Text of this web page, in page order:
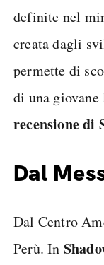
definite nel
creata dagli
permette di
di una
recensione di
Dal
Dal Centro
Perù. In